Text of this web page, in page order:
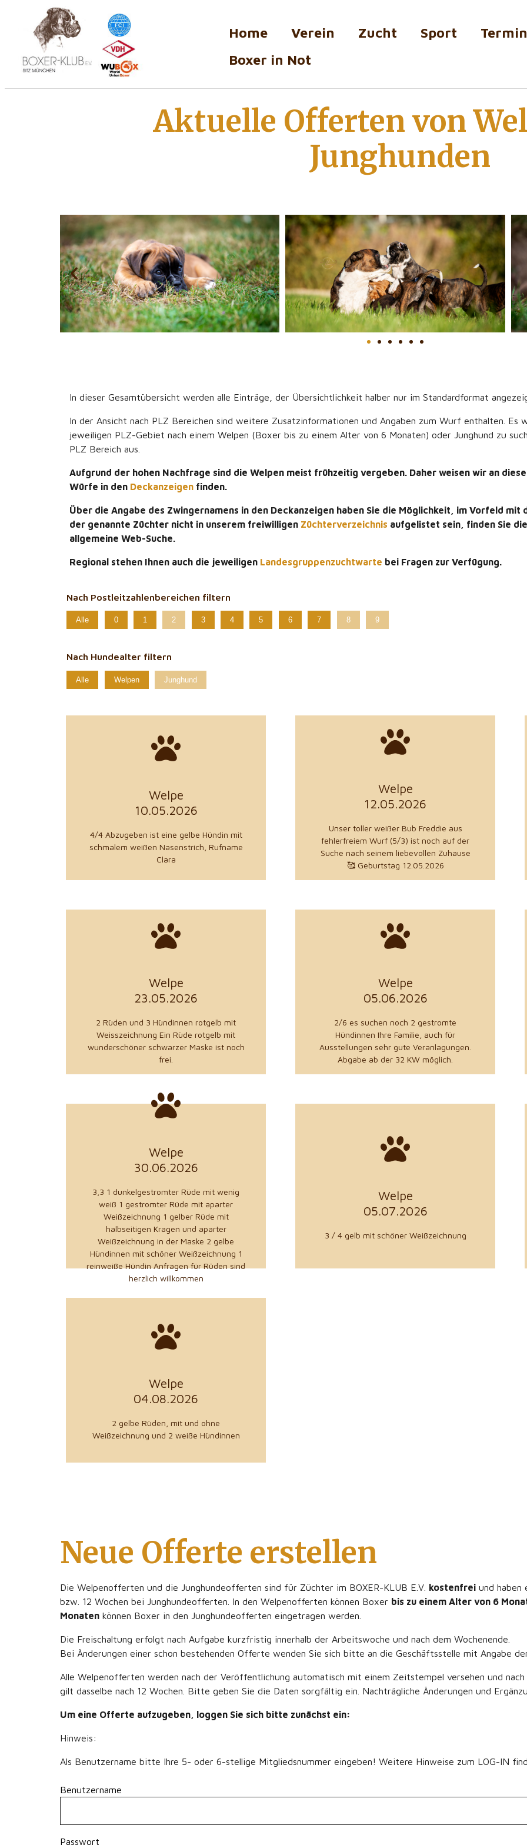
Home Verein Zucht Sport
Boxer in Not
Aktuelle Offerten von
Junghunden
In dieser Gesamtübersicht werden alle Einträge, der Übersichtlichkeit halber nur im Standardformat
In der Ansicht nach PLZ Bereichen sind weitere Zusatzinformationen und Angaben zum Wurf enthalten. Es
jeweiligen PLZ-Gebiet nach einem Welpen (Boxer bis zu einem Alter von 6 Monaten) oder Junghund zu
PLZ Bereich aus.
Aufgrund der hohen Nachfrage sind die Welpen meist frühzeitig vergeben. Daher weisen wir an
Würfe in den Deckanzeigen finden.
Über die Angabe des Zwingernamens in den Deckanzeigen haben Sie die Möglichkeit, im Vorfeld
der genannte Züchter nicht in unserem freiwilligen Züchterverzeichnis aufgelistet sein, finden Sie
allgemeine Web-Suche.
Regional stehen Ihnen auch die jeweiligen Landesgruppenzuchtwarte bei Fragen zur Verfügung.
Nach Postleitzahlenbereichen filtern
Alle 0 1 2 3 4 5 6 7 8 9
Nach Hundealter filtern
Alle Welpen Junghund
Welpe
10.05.2026
4/4 Abzugeben ist eine gelbe Hündin mit
schmalem weißen Nasenstrich, Rufname
Clara
Züchter
Manuela Wießner
aus 39120 Magdeburg
Welpe
12.05.2026
Unser toller weißer Bub Freddie aus
fehlerfreiem Wurf (5/3) ist noch auf der
Suche nach seinem liebevollen Zuhause
🥰 Geburtstag 12.05.2026
Züchter
Annette Queck
aus 15370 Petershagen
Welpe
23.05.2026
2 Rüden und 3 Hündinnen rotgelb mit
Weisszeichnung Ein Rüde rotgelb mit
wunderschöner schwarzer Maske ist noch
frei.
Züchter
Susanne Rixen
aus 41836 Hückelhoven
Welpe
05.06.2026
2/6 es suchen noch 2 gestromte
Hündinnen Ihre Familie, auch für
Ausstellungen sehr gute Veranlagungen.
Abgabe ab der 32 KW möglich.
Züchter
Thomas Herget
aus 63654 Büdingen
Welpe
30.06.2026
3,3 1 dunkelgestromter Rüde mit wenig
weiß 1 gestromter Rüde mit aparter
Weißzeichnung 1 gelber Rüde mit
halbseitigen Kragen und aparter
Weißzeichnung in der Maske 2 gelbe
Hündinnen mit schöner Weißzeichnung 1
reinweiße Hündin Anfragen für Rüden sind
herzlich willkommen
Züchter
Claudia Dr. Scheurich
zu den Details
Welpe
05.07.2026
3 / 4 gelb mit schöner Weißzeichnung
Kerstin Müller
zu den Details
Welpe
04.08.2026
2 gelbe Rüden, mit und ohne
Weißzeichnung und 2 weiße Hündinnen
Züchter
Andrea Weller
aus 57518 Steineroth
zu den Details
Neue Offerte erstellen
Die Welpenofferten und die Junghundeofferten sind für Züchter im BOXER-KLUB E.V. kostenfrei und haben
bzw. 12 Wochen bei Junghundeofferten. In den Welpenofferten können Boxer bis zu einem Alter von 6
Monaten können Boxer in den Junghundeofferten eingetragen werden.
Die Freischaltung erfolgt nach Aufgabe kurzfristig innerhalb der Arbeitswoche und nach dem Wochenende.
Bei Änderungen einer schon bestehenden Offerte wenden Sie sich bitte an die Geschäftsstelle mit Angabe
Alle Welpenofferten werden nach der Veröffentlichung automatisch mit einem Zeitstempel versehen und
gilt dasselbe nach 12 Wochen. Bitte geben Sie die Daten sorgfältig ein. Nachträgliche Änderungen und
Um eine Offerte aufzugeben, loggen Sie sich bitte zunächst ein:
Hinweis:
Als Benutzername bitte Ihre 5- oder 6-stellige Mitgliedsnummer eingeben! Weitere Hinweise zum LOG-IN
Benutzername
Passwort